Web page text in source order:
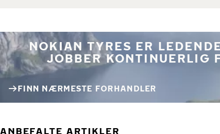
NOKIAN TYRES ER
JOBBER KONTINUERLIG
FINN NÆRMESTE FORHANDLER
ANBEFALTE ARTIKLER